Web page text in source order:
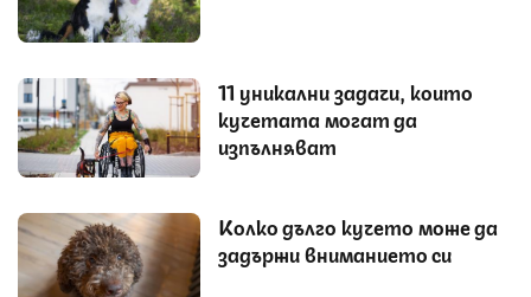
11 уникални задачи, които
кучетата могат да
изпълняват
Колко дълго кучето може да
задържи вниманието си